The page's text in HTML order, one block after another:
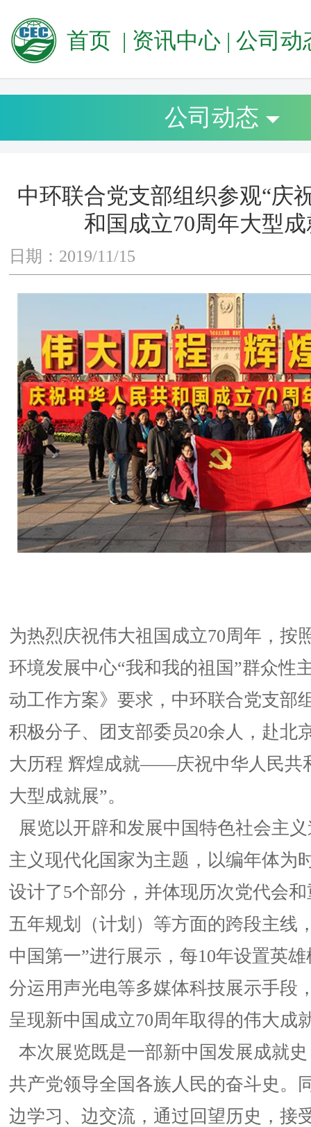
首页 | 资讯中心 | 公司动
公司动态
中环联合党支部组织参观“庆
和国成立70周年大型成
日期：2019/11/15
为热烈庆祝伟大祖国成立70周年，按
环境发展中心“我和我的祖国”群众性
动工作方案》要求，中环联合党支部
积极分子、团支部委员20余人，赴北
大历程 辉煌成就——庆祝中华人民共
大型成就展”。
展览以开辟和发展中国特色社会主
主义现代化国家为主题，以编年体为
设计了5个部分，并体现历次党代会
五年规划（计划）等方面的跨段主线
中国第一”进行展示，每10年设置英
分运用声光电等多媒体科技展示手段
呈现新中国成立70周年取得的伟大成
本次展览既是一部新中国发展成就
共产党领导全国各族人民的奋斗史。
边学习、边交流，通过回望历史，接